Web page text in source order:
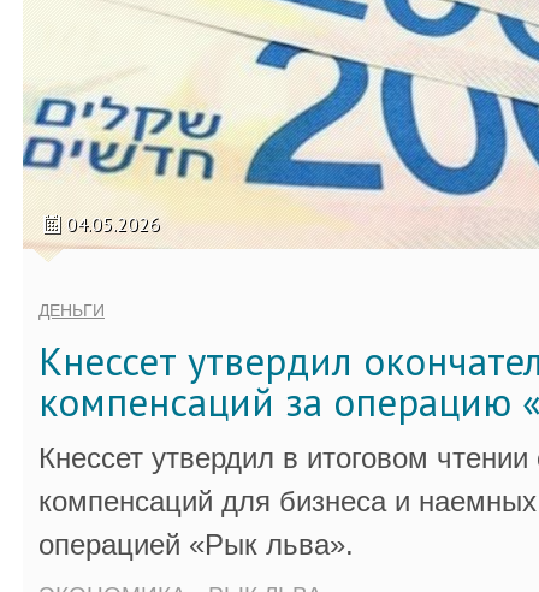
04.05.2026
ДЕНЬГИ
Кнессет утвердил
компенсаций за операцию
Кнессет утвердил в итоговом
компенсаций для бизнеса и
операцией «Рык льва».